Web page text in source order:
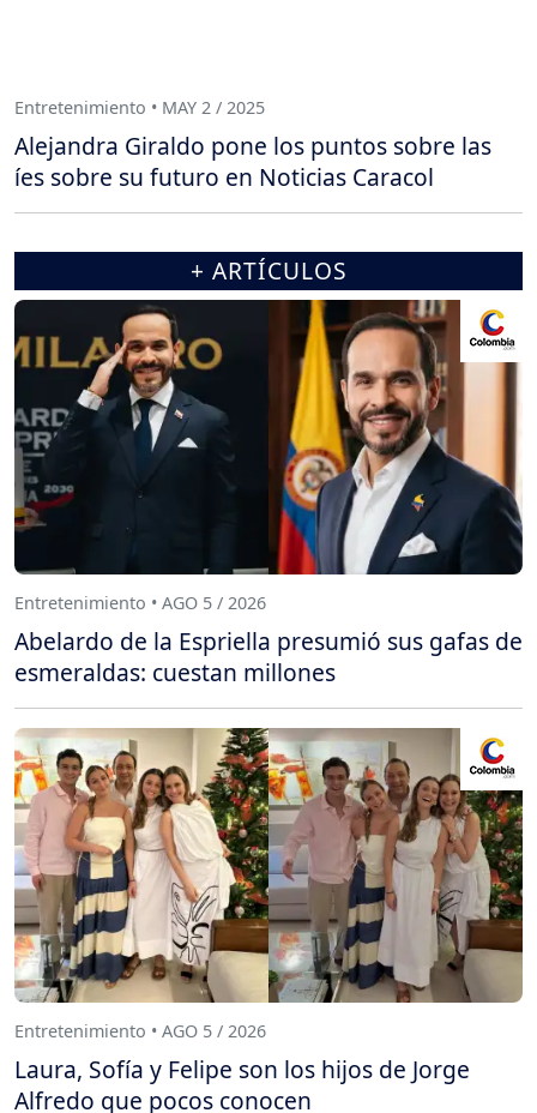
Entretenimiento • MAY 2 / 2025
Alejandra Giraldo pone los puntos sobre las
íes sobre su futuro en Noticias Caracol
+ ARTÍCULOS
Entretenimiento • AGO 5 / 2026
Abelardo de la Espriella presumió sus gafas de
esmeraldas: cuestan millones
Entretenimiento • AGO 5 / 2026
Laura, Sofía y Felipe son los hijos de Jorge
Alfredo que pocos conocen